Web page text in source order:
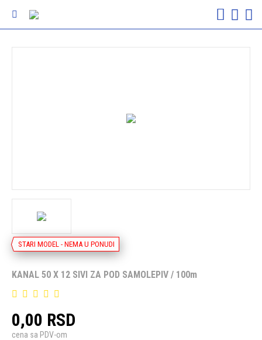
STARI MODEL - NEMA U PONUDI
KANAL 50 X 12 SIVI ZA POD SAMOLEPIV / 100m
0,00 RSD
cena sa PDV-om